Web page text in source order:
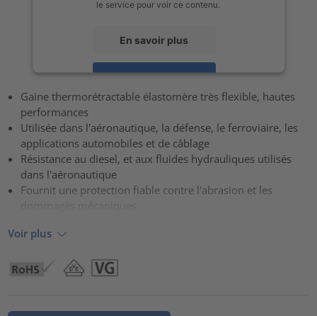
le service pour voir ce contenu.
En savoir plus
Accepter
powered by Usercentrics Consent Management Platform
Gaine thermorétractable élastomère très flexible, hautes
performances
Utilisée dans l'aéronautique, la défense, le ferroviaire, les
applications automobiles et de câblage
Résistance au diesel, et aux fluides hydrauliques utilisés
dans l'aéronautique
Fournit une protection fiable contre l'abrasion et les
Voir plus